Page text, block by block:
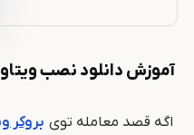
آموزش دانلود نصب
اگه قصد معامله توی بروکر